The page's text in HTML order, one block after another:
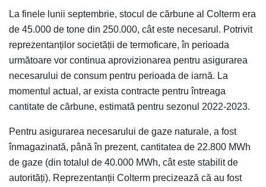
La finele lunii septembrie, stocul de cărbune al Colterm era
de 45.000 de tone din 250.000, cât este necesarul. Potrivit
reprezentanților societății de termoficare, în perioada
următoare vor continua aprovizionarea pentru asigurarea
necesarului de consum pentru perioada de iarnă. La
momentul actual, ar exista contracte pentru întreaga
cantitate de cărbune, estimată pentru sezonul 2022-2023.
Pentru asigurarea necesarului de gaze naturale, a fost
înmagazinată, până în prezent, cantitatea de 22.800 MWh
de gaze (din totalul de 40.000 MWh, cât este stabilit de
autorități). Reprezentanții Colterm precizează că au fost